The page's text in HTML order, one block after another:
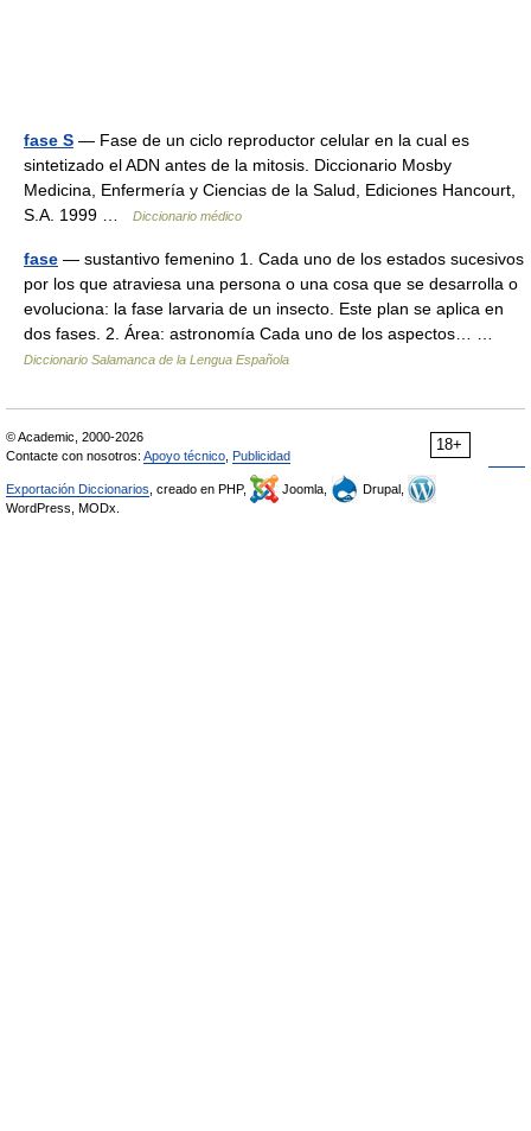
fase S — Fase de un ciclo reproductor celular en la cual es
sintetizado el ADN antes de la mitosis. Diccionario Mosby
Medicina, Enfermería y Ciencias de la Salud, Ediciones Hancourt,
S.A. 1999 …
Diccionario médico
fase — sustantivo femenino 1. Cada uno de los estados sucesivos
por los que atraviesa una persona o una cosa que se desarrolla o
evoluciona: la fase larvaria de un insecto. Este plan se aplica en
dos fases. 2. Área: astronomía Cada uno de los aspectos… …
Diccionario Salamanca de la Lengua Española
18+
© Academic, 2000-2026
Contacte con nosotros: Apoyo técnico Publicidad
Exportación Diccionarios , creado en PHP, Joomla,
Drupal,
WordPress, MODx.